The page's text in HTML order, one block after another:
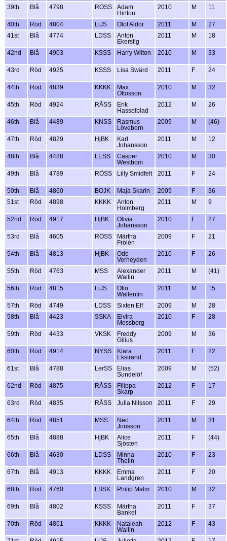
39th Blå 4798 RÖSS
Adam
Hinton
2010 M 11
40th Röd 4804 LiJS Olof Aldor 2011 M
27
41st
Blå 4774 LDSS
Anton
Ekerstig
2011 M 18
42nd Blå 4903 KSSS Harry Wilton 2010 M 33
43rd Röd 4925 KSSS Lisa Swärd 2011 F 24
44th Röd 4839 KKKK
Max
Ottosson
2010 M 32
45th Röd 4924 RÅSS
Erik
Hasselblad
2012 M 26
46th Blå 4489 KNSS
Rasmus
Löveborn
2009 M (46)
47th Röd 4829 HjBK
Karl
Johansson
2011 M 12
48th Blå 4488 LESS
Casper
Westbom
2010 M 30
49th Blå 4789 RÖSS Lilly Smidfelt 2011 F 24
50th Blå 4860 BOJK Maja Skarin 2009 F
36
51st
Röd 4898 KKKK
Anton
Holmberg
2011 M 9
52nd Röd 4917 HjBK
Olivia
Johansson
2010 F 27
53rd Blå 4605 RÖSS
Märtha
Frölén
2009 F 21
54th Blå 4813 HjBK
Ode
Verheyden
2010 F 26
55th Röd 4763 MSS
Alexander
Wallin
2011 M (41)
56th Röd 4815 LiJS
Otto
Wallentin
2011 M 15
57th Röd 4749 LDSS Sixten Elf 2009 M
28
58th
Blå 4423 SSKA
Elvira
Mossberg
2010 F 28
59th Röd 4433 VKSK
Freddy
Gilius
2009 M 36
60th Röd 4914 NYSS
Klara
Ekstrand
2011 F 22
61st Blå 4788 LerSS
Elias
Sundelöf
2009 M (52)
62nd Röd 4875 RÅSS
Filippa
Skarp
2012 F 17
63rd Röd 4835 RÅSS Julia Nilsson 2011 F 29
64th Röd 4851 MSS
Neo
Jönsson
2011 M 31
65th Blå 4888 HjBK
Alice
Sjösten
2011 F (44)
66th Blå 4630 LDSS
Minna
Thelin
2010 F 23
67th Blå 4913 KKKK
Emma
Landgren
2011 F 20
68th Röd 4760 LBSK Philip Malm 2010 M 32
69th Blå 4802 KSSS
Märtha
Bankel
2011 F 37
70th Röd 4861 KKKK
Nataleah
Wallin
2012 F 43